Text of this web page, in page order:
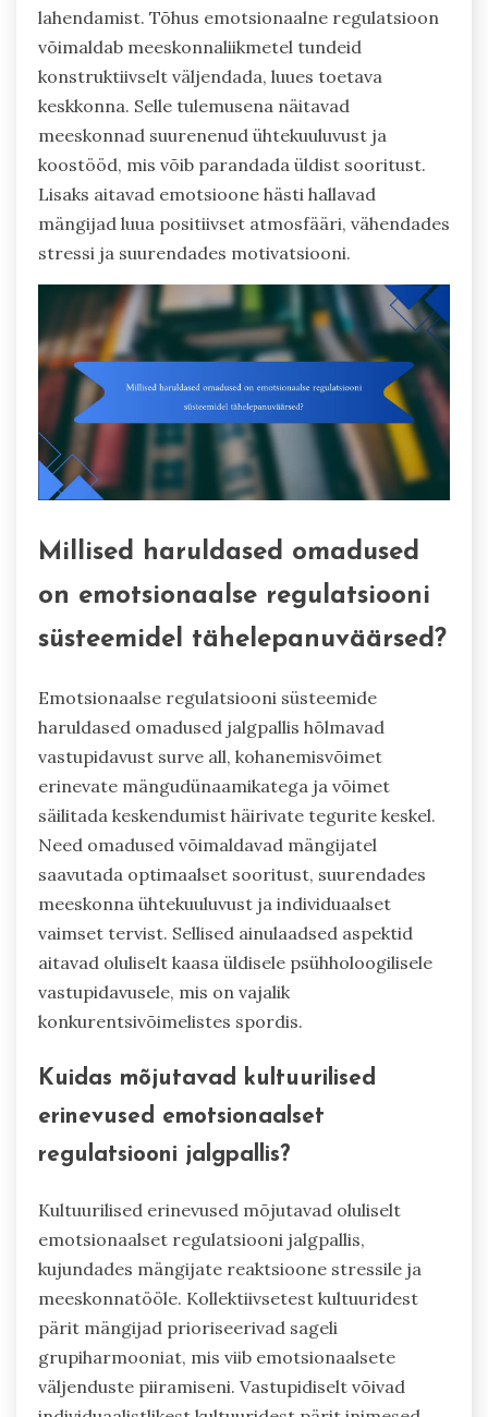
lahendamist. Tõhus emotsionaalne regulatsioon
võimaldab meeskonnaliikmetel tundeid
konstruktiivselt väljendada, luues toetava
keskkonna. Selle tulemusena näitavad
meeskonnad suurenenud ühtekuuluvust ja
koostööd, mis võib parandada üldist sooritust.
Lisaks aitavad emotsioone hästi hallavad
mängijad luua positiivset atmosfääri, vähendades
stressi ja suurendades motivatsiooni.
Millised haruldased omadused
on emotsionaalse regulatsiooni
süsteemidel tähelepanuväärsed?
Emotsionaalse regulatsiooni süsteemide
haruldased omadused jalgpallis hõlmavad
vastupidavust surve all, kohanemisvõimet
erinevate mängudünaamikatega ja võimet
säilitada keskendumist häirivate tegurite keskel.
Need omadused võimaldavad mängijatel
saavutada optimaalset sooritust, suurendades
meeskonna ühtekuuluvust ja individuaalset
vaimset tervist. Sellised ainulaadsed aspektid
aitavad oluliselt kaasa üldisele psühholoogilisele
vastupidavusele, mis on vajalik
konkurentsivõimelistes spordis.
Kuidas mõjutavad kultuurilised
erinevused emotsionaalset
regulatsiooni jalgpallis?
Kultuurilised erinevused mõjutavad oluliselt
emotsionaalset regulatsiooni jalgpallis,
kujundades mängijate reaktsioone stressile ja
meeskonnatööle. Kollektiivsetest kultuuridest
pärit mängijad prioriseerivad sageli
grupiharmooniat, mis viib emotsionaalsete
väljenduste piiramiseni. Vastupidiselt võivad